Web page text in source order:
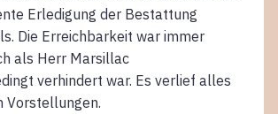
Erledigung der Bestattung
Die Erreichbarkeit war immer
als Herr Marsillac
verhindert war. Es verlief alles
Vorstellungen.